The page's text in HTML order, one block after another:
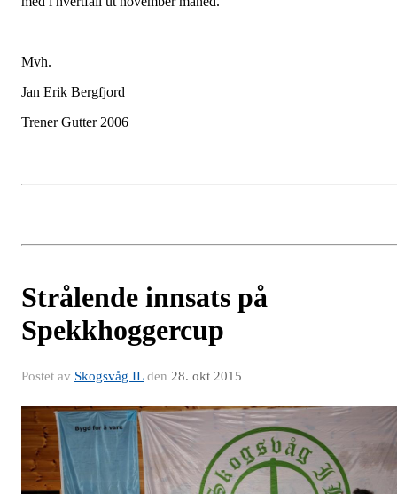
Mvh.
Jan Erik Bergfjord
Trener Gutter 2006
Strålende innsats på
Spekkhoggercup
Postet av Skogsvåg ILden 28. okt 2015